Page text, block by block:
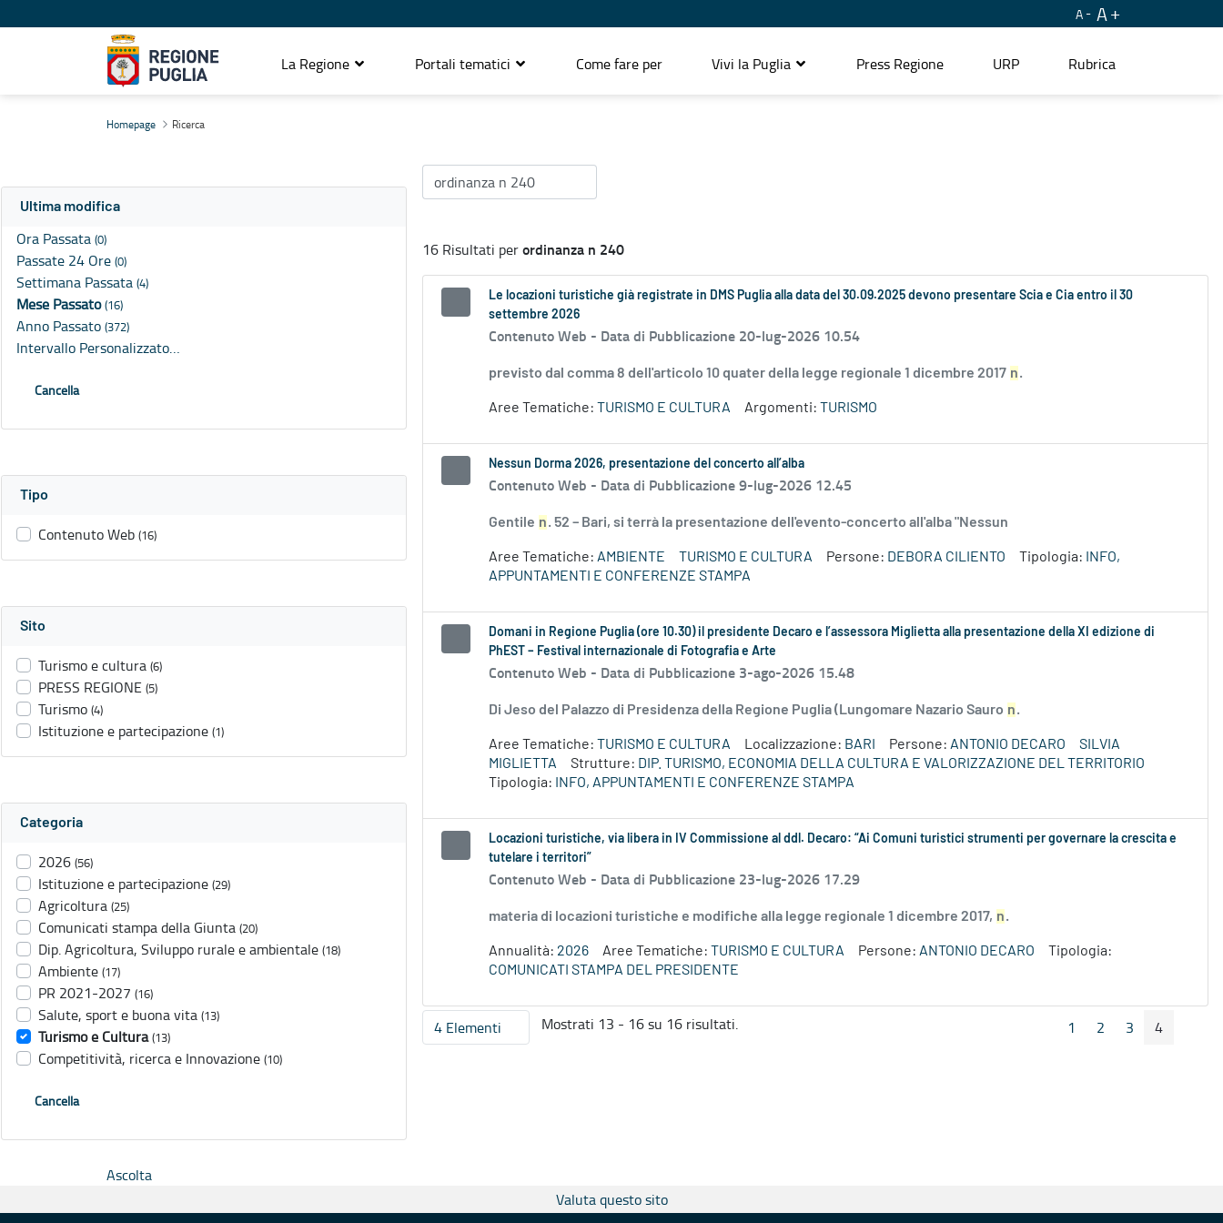
A A
La Regione Portali tematici Come fare per Vivi la Puglia Press Regione URP Rubrica
Homepage Ricerca
Ultima modifica
Ora Passata (0)
Passate 24 Ore (0)
Settimana Passata (4)
Mese Passato(16)
Anno Passato (372)
Intervallo Personalizzato…
Cancella
Tipo
Contenuto Web (16)
Sito
Turismo e cultura (6)
PRESS REGIONE (5)
Turismo (4)
Istituzione e partecipazione (1)
Categoria
2026 (56)
Istituzione e partecipazione (29)
Agricoltura (25)
Comunicati stampa della Giunta (20)
Dip. Agricoltura, Sviluppo rurale e ambientale (18)
Ambiente (17)
PR 2021-2027 (16)
Salute, sport e buona vita (13)
Turismo e Cultura (13)
Competitività, ricerca e Innovazione (10)
Cancella
16 Risultati perordinanza n 240
Le locazioni turistiche già registrate in DMS Puglia alla data del 30.09.2025 devono presentare Scia e Cia entro il 30
settembre 2026
Contenuto Web - Data di Pubblicazione 20-lug-2026 10.54
previsto dal comma 8 dell'articolo 10 quater della legge regionale 1 dicembre 2017 n.
Aree Tematiche: TURISMO E CULTURA Argomenti: TURISMO
Nessun Dorma 2026, presentazione del concerto all’alba
Contenuto Web - Data di Pubblicazione 9-lug-2026 12.45
Gentile n. 52 – Bari, si terrà la presentazione dell'evento-concerto all'alba "Nessun
Aree Tematiche: AMBIENTE TURISMO E CULTURA Persone: DEBORA CILIENTO Tipologia:
INFO,
APPUNTAMENTI E CONFERENZE STAMPA
Domani in Regione Puglia (ore 10.30) il presidente Decaro e l’assessora Miglietta alla presentazione della XI edizione di
PhEST – Festival internazionale di Fotografia e Arte
Contenuto Web - Data di Pubblicazione 3-ago-2026 15.48
Di Jeso del Palazzo di Presidenza della Regione Puglia (Lungomare Nazario Sauro n.
Aree Tematiche: TURISMO E CULTURA Localizzazione: BARI Persone: ANTONIO DECARO
SILVIA
MIGLIETTA
Strutture: DIP. TURISMO, ECONOMIA DELLA CULTURA E VALORIZZAZIONE DEL TERRITORIO
Tipologia:
INFO, APPUNTAMENTI E CONFERENZE STAMPA
Locazioni turistiche, via libera in IV Commissione al ddl. Decaro: “Ai Comuni turistici strumenti per governare la crescita e
tutelare i territori”
Contenuto Web - Data di Pubblicazione 23-lug-2026 17.29
materia di locazioni turistiche e modifiche alla legge regionale 1 dicembre 2017, n.
Annualità: 2026 Aree Tematiche: TURISMO E CULTURA Persone: ANTONIO DECARO
Tipologia:
COMUNICATI STAMPA DEL PRESIDENTE
4 ElementiPer pagina
Mostrati 13 - 16 su 16 risultati. Pagina Precedente
Pagina
1 Pagina
2 Pagina
3 Pagina
4
Ascolta
Valuta questo sito